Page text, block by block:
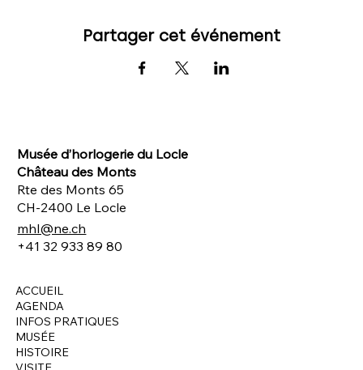
Partager cet événement
Musée d’horlogerie du Locle
Château des Monts
Rte des Monts 65
CH-2400 Le Locle
mhl@ne.ch
+41 32 933 89 80
ACCUEIL
AGENDA
INFOS PRATIQUES
MUSÉE
HISTOIRE